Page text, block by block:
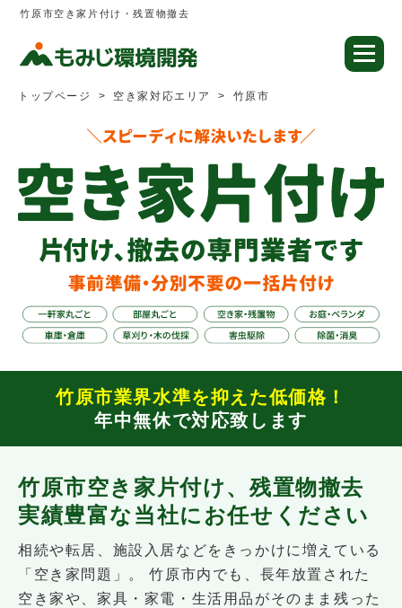
竹原市空き家片付け・残置物撤去
トップページ 空き家対応エリア 竹原市
竹原市業界水準を抑えた低価格！
年中無休で対応致します
竹原市空き家片付け、残置物撤去
実績豊富な当社にお任せください
相続や転居、施設入居などをきっかけに増えている
「空き家問題」。 竹原市内でも、長年放置された
空き家や、家具・家電・生活用品がそのまま残った